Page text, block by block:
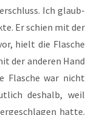
Ich glaub­
Er schien mit der
hielt die Fla­sche
der ande­ren Hand
Fla­sche war nicht
des­halb, weil
hat­te.